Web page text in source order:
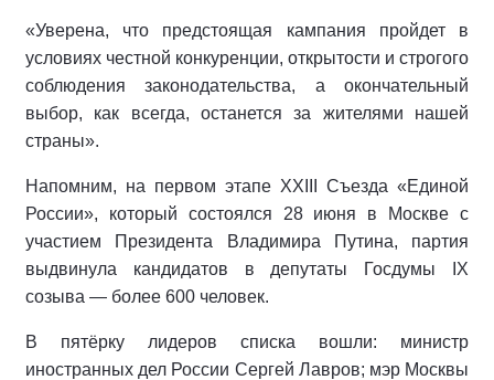
«Уверена, что предстоящая кампания пройдет в
условиях честной конкуренции, открытости и строгого
соблюдения законодательства, а окончательный
выбор, как всегда, останется за жителями нашей
страны».
Напомним, на первом этапе XXIII Съезда «Единой
России», который состоялся 28 июня в Москве с
участием Президента Владимира Путина, партия
выдвинула кандидатов в депутаты Госдумы IX
созыва — более 600 человек.
В пятёрку лидеров списка вошли: министр
иностранных дел России Сергей Лавров; мэр Москвы